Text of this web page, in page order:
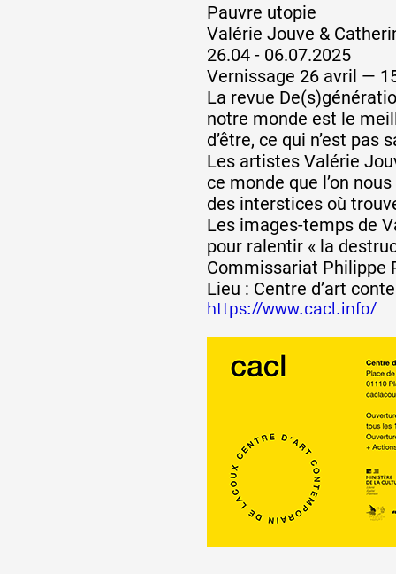
Partenaires
Crédits
Actions
Documentation
Visites d'ateliers
Production vidéo
Événements
1% œuvres
Pauvre utopie
Valérie Jouve &
26.04 - 06.07.2025
Vernissage 26 avril —
La revue
notre monde est le
d’être, ce qui n’est pas
Les artistes Valérie
ce monde que l’on
des interstices où
Les images-temps de
pour ralentir « la
Commissariat Philippe
Lieu : Centre d’art
https://www.cacl.info/